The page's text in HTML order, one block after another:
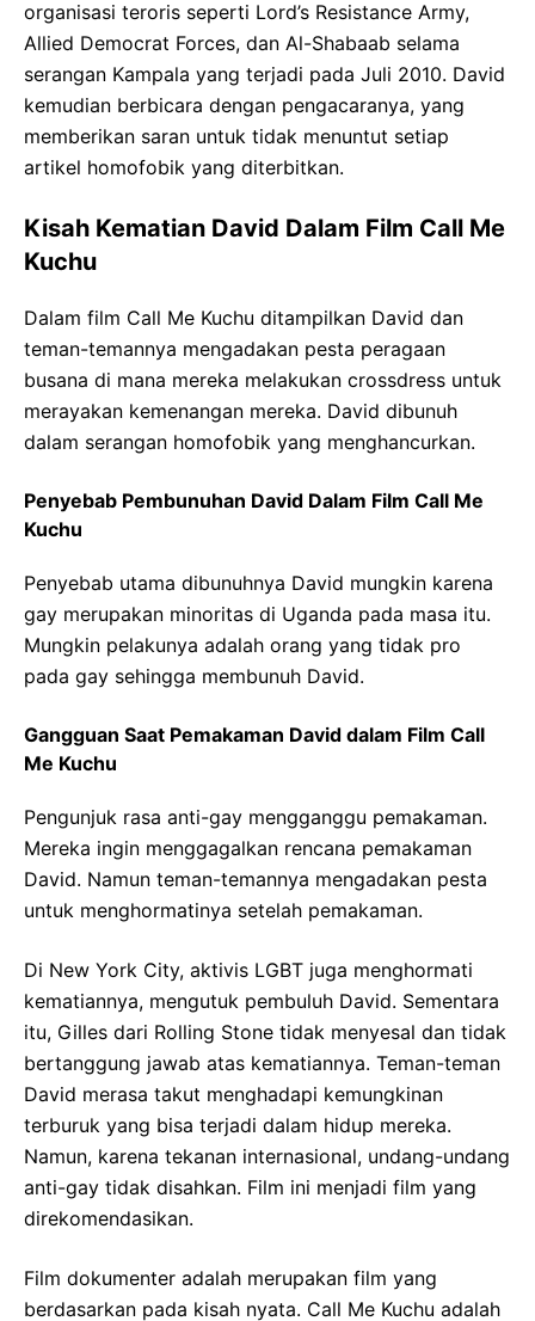
organisasi teroris seperti Lord’s Resistance Army,
Allied Democrat Forces, dan Al-Shabaab selama
serangan Kampala yang terjadi pada Juli 2010. David
kemudian berbicara dengan pengacaranya, yang
memberikan saran untuk tidak menuntut setiap
artikel homofobik yang diterbitkan.
Kisah Kematian David Dalam Film Call Me
Kuchu
Dalam film Call Me Kuchu ditampilkan David dan
teman-temannya mengadakan pesta peragaan
busana di mana mereka melakukan crossdress untuk
merayakan kemenangan mereka. David dibunuh
dalam serangan homofobik yang menghancurkan.
Penyebab Pembunuhan David Dalam Film Call Me
Kuchu
Penyebab utama dibunuhnya David mungkin karena
gay merupakan minoritas di Uganda pada masa itu.
Mungkin pelakunya adalah orang yang tidak pro
pada gay sehingga membunuh David.
Gangguan Saat Pemakaman David dalam Film Call
Me Kuchu
Pengunjuk rasa anti-gay mengganggu pemakaman.
Mereka ingin menggagalkan rencana pemakaman
David. Namun teman-temannya mengadakan pesta
untuk menghormatinya setelah pemakaman.
Di New York City, aktivis LGBT juga menghormati
kematiannya, mengutuk pembuluh David. Sementara
itu, Gilles dari Rolling Stone tidak menyesal dan tidak
bertanggung jawab atas kematiannya. Teman-teman
David merasa takut menghadapi kemungkinan
terburuk yang bisa terjadi dalam hidup mereka.
Namun, karena tekanan internasional, undang-undang
anti-gay tidak disahkan. Film ini menjadi film yang
direkomendasikan.
Film dokumenter adalah merupakan film yang
berdasarkan pada kisah nyata. Call Me Kuchu adalah